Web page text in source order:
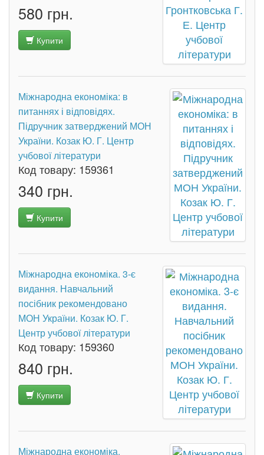
580 грн.
Купити
Міжнародна економіка: в
питаннях і відповідях.
Підручник затверджений МОН
України. Козак Ю. Г. Центр
учбової літератури
Код товару: 159361
340 грн.
Купити
Міжнародна економіка. 3-є
видання. Навчальний
посібник рекомендовано
МОН України. Козак Ю. Г.
Центр учбової літератури
Код товару: 159360
840 грн.
Купити
Міжнародна економіка.